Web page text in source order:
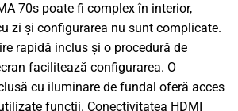
70s poate fi complex în interior,
zi și configurarea nu sunt complicate.
rapidă inclus și o procedură de
facilitează configurarea. O
cu iluminare de fundal oferă acces
funcții. Conectivitatea HDMI